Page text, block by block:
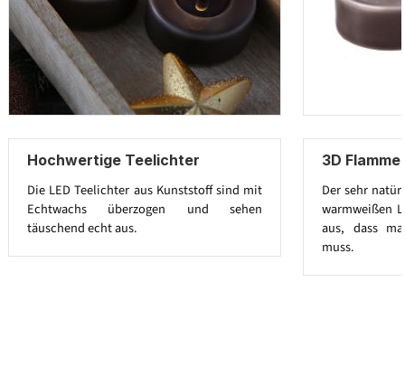
Hochwertige Teelichter
Die LED Teelichter aus Kunststoff sind mit
Echtwachs überzogen und sehen
täuschend echt aus.
3D
Der sehr
warmweißen
aus, dass
muss.